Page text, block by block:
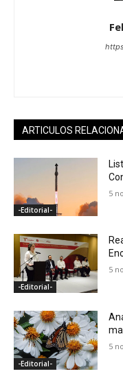
ARTICULOS
-Editorial-
5
-Editorial-
5
-Editorial-
5